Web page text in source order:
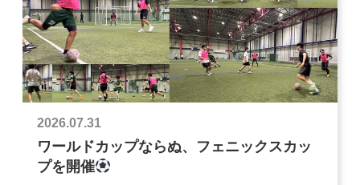
2026.07.31
ワールドカップならぬ、フェニックスカッ
プを開催